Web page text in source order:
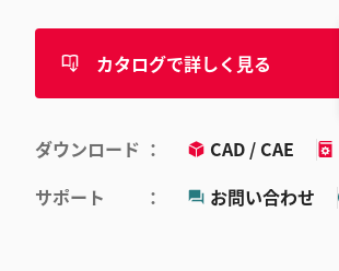
カタログで詳しく見る
ダウンロード CAD / CAE
サポート
お問い合わせ